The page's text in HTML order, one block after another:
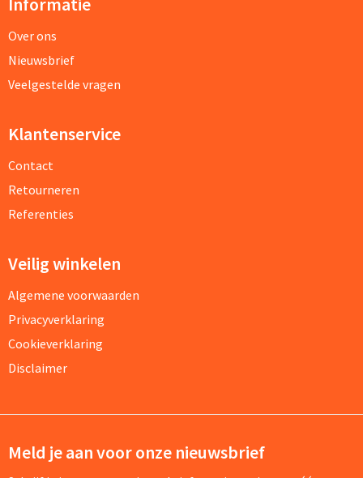
Over ons
Nieuwsbrief
Veelgestelde vragen
Klantenservice
Contact
Retourneren
Referenties
Veilig winkelen
Algemene voorwaarden
Privacyverklaring
Cookieverklaring
Disclaimer
Meld je aan voor onze nieuwsbrief